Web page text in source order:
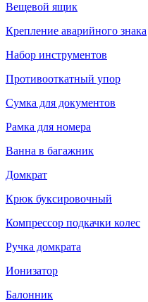
Вещевой ящик
Крепление аварийного знака
Набор инструментов
Противооткатный упор
Сумка для документов
Рамка для номера
Ванна в багажник
Домкрат
Крюк буксировочный
Компрессор подкачки колес
Ручка домкрата
Ионизатор
Балонник